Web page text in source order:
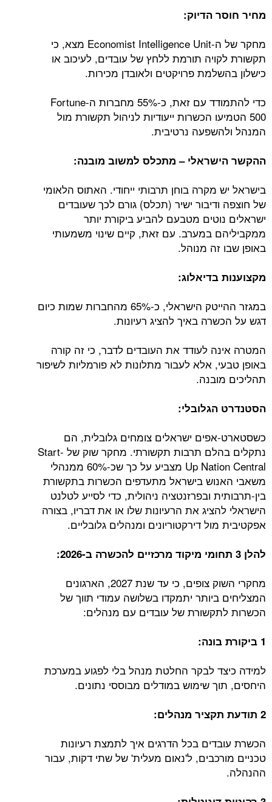
מחיר חוסר הדיוק:
מחקר של ה-Economist Intelligence Unit מצא, כי
תקשורת לקויה תורמת ללחץ של עובדים, לעיכוב או
כישלון בהשלמת פרויקטים ולאובדן מכירות.
כדי להתמודד עם זאת, כ-55% מחברות ה-Fortune
500 הטמיעו הכשרות ייעודיות לניהול תקשורת מול
המנהל ולהשפעה נרטיבית.
ההקשר הישראלי – מתכלס למשוב מובנה:
בישראל יש מקרה בוחן תרבותי ייחודי. האתוס הלאומי
של חוצפה ודיבור ישיר (תכלס) גורם לכך שעובדים
ישראלים נוטים מטבעם להביע ביקורת יותר
ממקביליהם במערב. עם זאת, קיים שינוי משמעותי
באופן שבו זה מנוהל.
מקצוענות בדיאלוג:
במגזר ההייטק הישראלי, כ-65% מהחברות שמות כיום
דגש על הכשרה באיך להציג רעיונות.
המטרה אינה לעודד את העובדים לדבר, כי זה קורה
באופן טבעי, אלא לעבור מתלונות לא פורמליות לשיפור
תהליכים מובנה.
הסטנדרט הגלובלי:
כשסטארט-אפים ישראלים צומחים גלובלית, הם
נתקלים בהלם תרבות תקשורתי. מחקר שוק של Start-
Up Nation Central מצביע על כך שכ-60% ממנהלי
משאבי האנוש בישראל מתעדפים הכשרות בתקשורת
בין-תרבותית ובפרזנטציה ניהולית, כדי לסייע לטלנט
הישראלי להציג את הרעיונות שלו או את דבריו, בצורה
אפקטיבית מול דירקטוריונים ומנהלים גלובליים.
להלן 3 תחומי מיקוד מרכזיים להכשרה ב-2026:
מחקרי השוק צופים, כי עד שנת 2027, הארגונים
המצליחים ביותר יתמקדו בשלושה עמודי תווך של
הכשרות לתקשורת של עובדים עם מנהלים:
1 ביקורת בונה:
למידה כיצד לבקר החלטת מנהל בלי לפגוע במערכת
היחסים, תוך שימוש במודלים מבוססי נתונים.
2 תודעת תקציר מנהלים:
הכשרת עובדים בכל הדרגים איך לתמצת רעיונות
טכניים מורכבים, ל'נאום מעלית' של שתי דקות, עבור
ההנהלה.